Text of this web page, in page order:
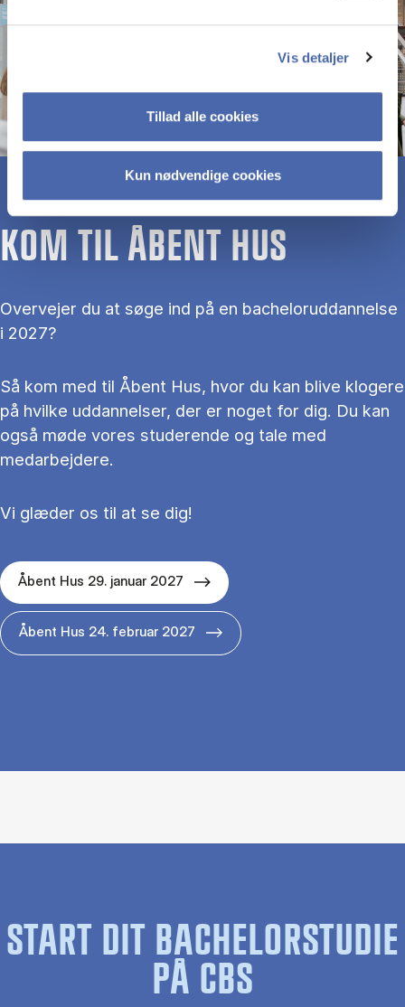
Vis detaljer
Tillad alle cookies
Kun nødvendige cookies
KOM TIL ÅBENT HUS
Overvejer du at søge ind på en bacheloruddannelse
i 2027?
Så kom med til Åbent Hus, hvor du kan blive klogere
på hvilke uddannelser, der er noget for dig. Du kan
også møde vores studerende og tale med
medarbejdere.
Vi glæder os til at se dig!
Åbent Hus 29. januar 2027
Åbent Hus 24. februar 2027
START DIT BACHELORSTUDIE
PÅ CBS